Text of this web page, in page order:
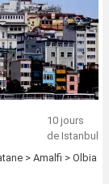
10 jours
de Istanbul
> Amalfi > Olbia